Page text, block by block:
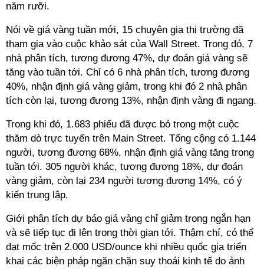
năm rưỡi.
Nói về giá vàng tuần mới, 15 chuyên gia thị trường đã
tham gia vào cuộc khảo sát của Wall Street. Trong đó, 7
nhà phân tích, tương đương 47%, dự đoán giá vàng sẽ
tăng vào tuần tới. Chỉ có 6 nhà phân tích, tương đương
40%, nhận định giá vàng giảm, trong khi đó 2 nhà phân
tích còn lại, tương đương 13%, nhận định vàng đi ngang.
Trong khi đó, 1.683 phiếu đã được bỏ trong một cuộc
thăm dò trực tuyến trên Main Street. Tổng cộng có 1.144
người, tương đương 68%, nhận định giá vàng tăng trong
tuần tới. 305 người khác, tương đương 18%, dự đoán
vàng giảm, còn lại 234 người tương đương 14%, có ý
kiến trung lập.
Giới phân tích dự báo giá vàng chỉ giảm trong ngắn hạn
và sẽ tiếp tục đi lên trong thời gian tới. Thậm chí, có thể
đạt mốc trên 2.000 USD/ounce khi nhiều quốc gia triển
khai các biện pháp ngăn chặn suy thoái kinh tế do ảnh